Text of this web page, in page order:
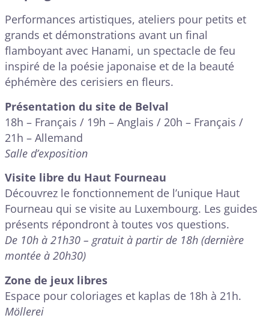
Performances artistiques, ateliers pour petits et
grands et démonstrations avant un final
flamboyant avec Hanami, un spectacle de feu
inspiré de la poésie japonaise et de la beauté
éphémère des cerisiers en fleurs.
Présentation du site de Belval
18h – Français / 19h – Anglais / 20h – Français /
21h – Allemand
Salle d’exposition
Visite libre du Haut Fourneau
Découvrez le fonctionnement de l’unique Haut
Fourneau qui se visite au Luxembourg. Les guides
présents répondront à toutes vos questions.
De 10h à 21h30 – gratuit à partir de 18h (dernière
montée à 20h30)
Zone de jeux libres
Espace pour coloriages et kaplas de 18h à 21h.
Möllerei